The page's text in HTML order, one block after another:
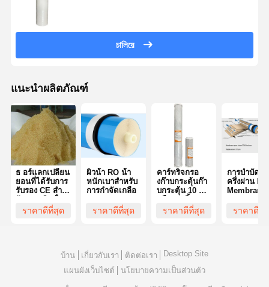
চালিয়ে
แนะนำผลิตภัณฑ์
ธ อร์แลกเปลี่ยน
ยอนที่ได้รับการ
รับรอง CE สําห
บริสุทธิ์
ราคาดีที่สุด
ผิวน้ํา RO น้ํา
หนักเบาสําหรับ
การกําจัดเกลือ
ราคาดีที่สุด
คาร์ทริจกรอ
งก๊าบกระตุ้นก๊า
บกระตุ้น 10 นิ้ว
ราคาดีที่สุด
การบําบัดน้ํา
ครึ่งผ่าน Ro
Membrane
Osmosis
ราคาดีที่
บ้าน เกี่ยวกับเรา ติดต่อเรา
Desktop Site
แผนผังเว็บไซต์
นโยบายความเป็นส่วนตัว